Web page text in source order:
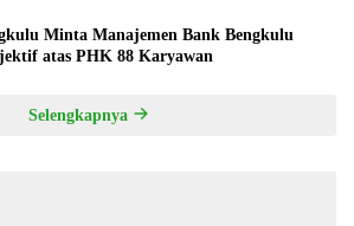
Minta Manajemen Bank Bengkulu
atas PHK 88 Karyawan
Selengkapnya